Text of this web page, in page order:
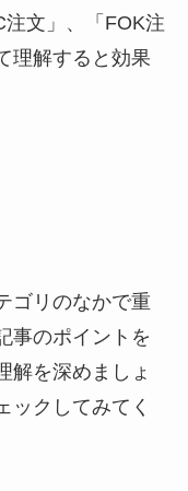
文」、「FOK注
理解すると効果
ゴリのなかで重
事のポイントを
解を深めましょ
ックしてみてく